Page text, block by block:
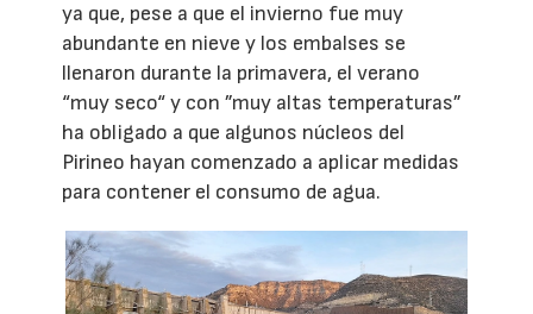
ya que, pese a que el invierno fue muy
abundante en nieve y los embalses se
llenaron durante la primavera, el verano
“muy seco“ y con ”muy altas temperaturas”
ha obligado a que algunos núcleos del
Pirineo hayan comenzado a aplicar medidas
para contener el consumo de agua.